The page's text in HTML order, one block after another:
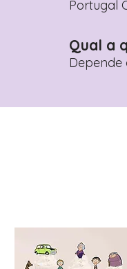
Portugal
Qual a
Depende